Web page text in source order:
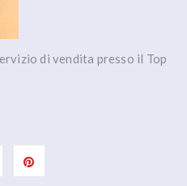
di vendita presso il Top